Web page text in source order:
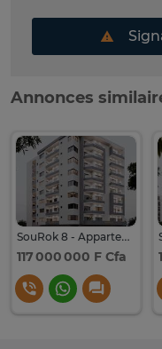
Annonces
SouRok 8 - Appartements à vendre en VEFA
117 000 000 F Cfa